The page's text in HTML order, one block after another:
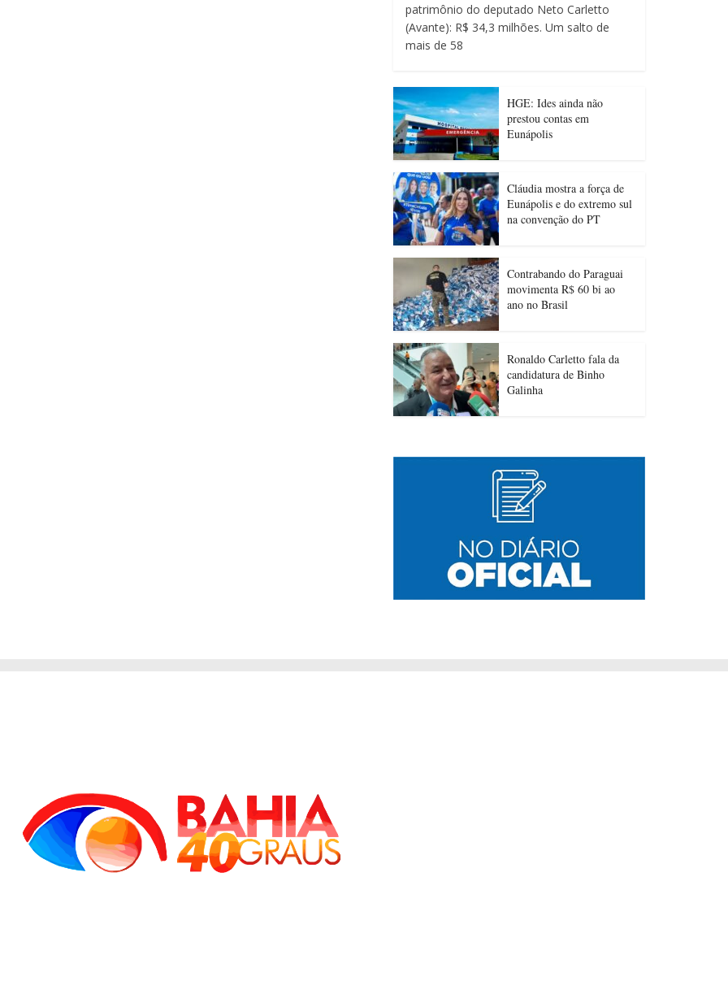
patrimônio do deputado Neto Carletto
(Avante): R$ 34,3 milhões. Um salto de
mais de 58
HGE: Ides ainda não
prestou contas em
Eunápolis
Cláudia mostra a força de
Eunápolis e do extremo sul
na convenção do PT
Contrabando do Paraguai
movimenta R$ 60 bi ao
ano no Brasil
Ronaldo Carletto fala da
candidatura de Binho
Galinha